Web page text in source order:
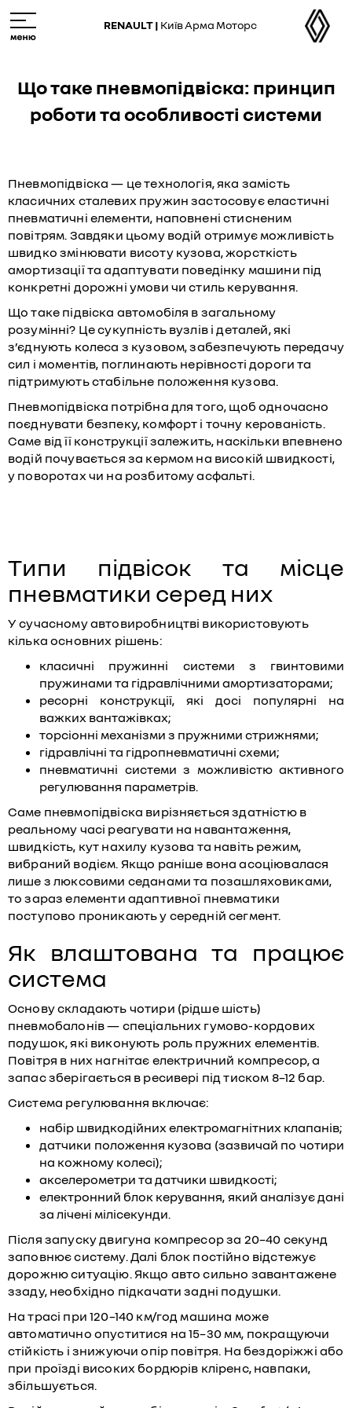
to
main
RENAULT | Київ Арма Моторс
Що таке пневмопідвіска: принцип
роботи та особливості системи
Пневмопідвіска — це технологія, яка замість
класичних сталевих пружин застосовує еластичні
пневматичні елементи, наповнені стисненим
повітрям. Завдяки цьому водій отримує можливість
швидко змінювати висоту кузова, жорсткість
амортизації та адаптувати поведінку машини під
конкретні дорожні умови чи стиль керування.
Що таке підвіска автомобіля в загальному
розумінні? Це сукупність вузлів і деталей, які
з’єднують колеса з кузовом, забезпечують передачу
сил і моментів, поглинають нерівності дороги та
підтримують стабільне положення кузова.
Пневмопідвіска потрібна для того, щоб одночасно
поєднувати безпеку, комфорт і точну керованість.
Саме від її конструкції залежить, наскільки впевнено
водій почувається за кермом на високій швидкості,
у поворотах чи на розбитому асфальті.
Типи підвісок та місце
пневматики серед них
У сучасному автовиробництві використовують
кілька основних рішень:
класичні пружинні системи з гвинтовими
пружинами та гідравлічними амортизаторами;
ресорні конструкції, які досі популярні на
важких вантажівках;
торсіонні механізми з пружними стрижнями;
гідравлічні та гідропневматичні схеми;
пневматичні системи з можливістю активного
регулювання параметрів.
Саме пневмопідвіска вирізняється здатністю в
реальному часі реагувати на навантаження,
швидкість, кут нахилу кузова та навіть режим,
вибраний водієм. Якщо раніше вона асоціювалася
лише з люксовими седанами та позашляховиками,
то зараз елементи адаптивної пневматики
поступово проникають у середній сегмент.
Як влаштована та працює
система
Основу складають чотири (рідше шість)
пневмобалонів — спеціальних гумово-кордових
подушок, які виконують роль пружних елементів.
Повітря в них нагнітає електричний компресор, а
запас зберігається в ресивері під тиском 8–12 бар.
Система регулювання включає:
набір швидкодійних електромагнітних клапанів;
датчики положення кузова (зазвичай по чотири
на кожному колесі);
акселерометри та датчики швидкості;
електронний блок керування, який аналізує дані
за лічені мілісекунди.
Після запуску двигуна компресор за 20–40 секунд
заповнює систему. Далі блок постійно відстежує
дорожню ситуацію. Якщо авто сильно завантажене
ззаду, необхідно підкачати задні подушки.
На трасі при 120–140 км/год машина може
автоматично опуститися на 15–30 мм, покращуючи
стійкість і знижуючи опір повітря. На бездоріжжі або
при проїзді високих бордюрів кліренс, навпаки,
збільшується.